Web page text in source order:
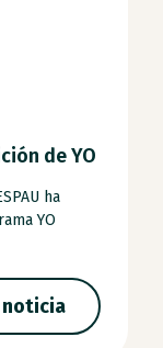
de YO
ha
YO
noticia